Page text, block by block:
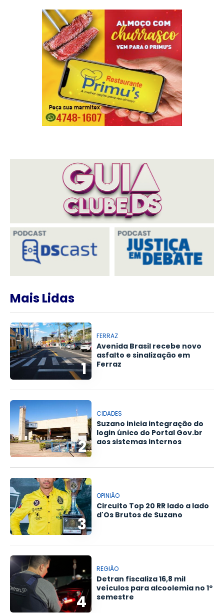
Mais Lidas
1
FERRAZ
Avenida Brasil recebe novo
asfalto e sinalização em
Ferraz
2
CIDADES
Suzano inicia integração do
login único do Portal Gov.br
aos sistemas internos
3
OPINIÃO
Circuito Top 20 RR lado a lado
d'Os Brutos de Suzano
4
REGIÃO
Detran fiscaliza 16,8 mil
veículos para alcoolemia no 1º
semestre